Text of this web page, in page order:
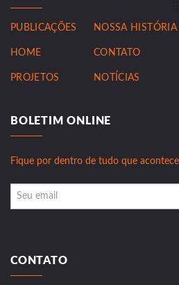
PUBLICAÇÕES
HOME
PROJETOS
NOSSA HISTÓRIA
CONTATO
NOTÍCIAS
BOLETIM ONLINE
Fique por dentro de tudo que
CONTATO